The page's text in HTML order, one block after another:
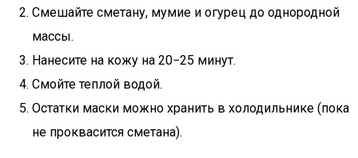
Смешайте сметану, мумие и огурец до однородной
массы.
Нанесите на кожу на 20−25 минут.
Смойте теплой водой.
Остатки маски можно хранить в холодильнике (пока
не проквасится сметана).